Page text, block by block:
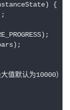
{
值默认为10000）